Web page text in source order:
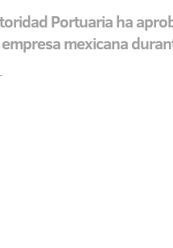
Portuaria ha
mexicana